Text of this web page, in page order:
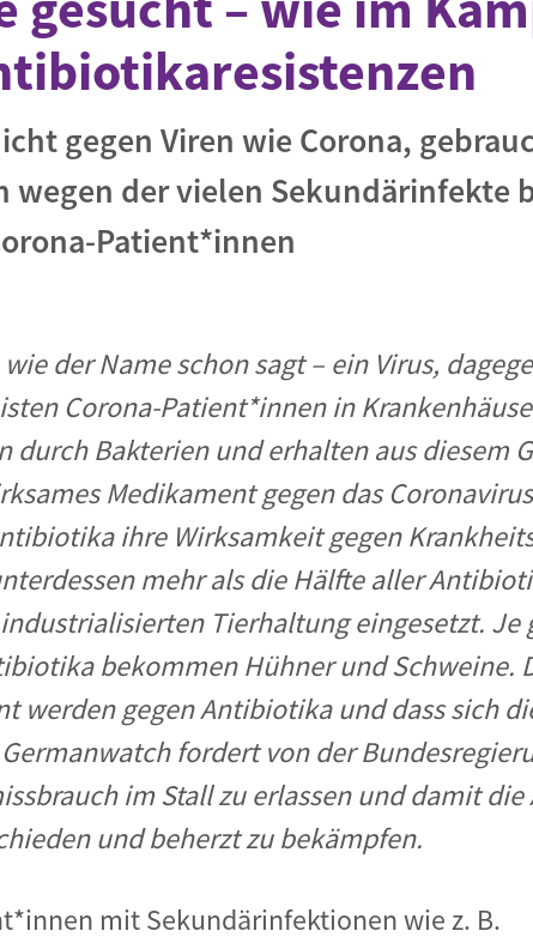
gegen Viren wie Corona,
wegen der vielen Sekundärinfekte
Patient*innen
der Name schon sagt – ein Virus,
Corona-Patient*innen in
durch Bakterien und erhalten aus diesem
Medikament gegen das
ihre Wirksamkeit gegen
mehr als die Hälfte aller
Tierhaltung eingesetzt. Je
bekommen Hühner und Schweine.
werden gegen Antibiotika und dass sich
fordert von der
im Stall zu erlassen und damit
und beherzt zu bekämpfen.
mit Sekundärinfektionen wie z. B.